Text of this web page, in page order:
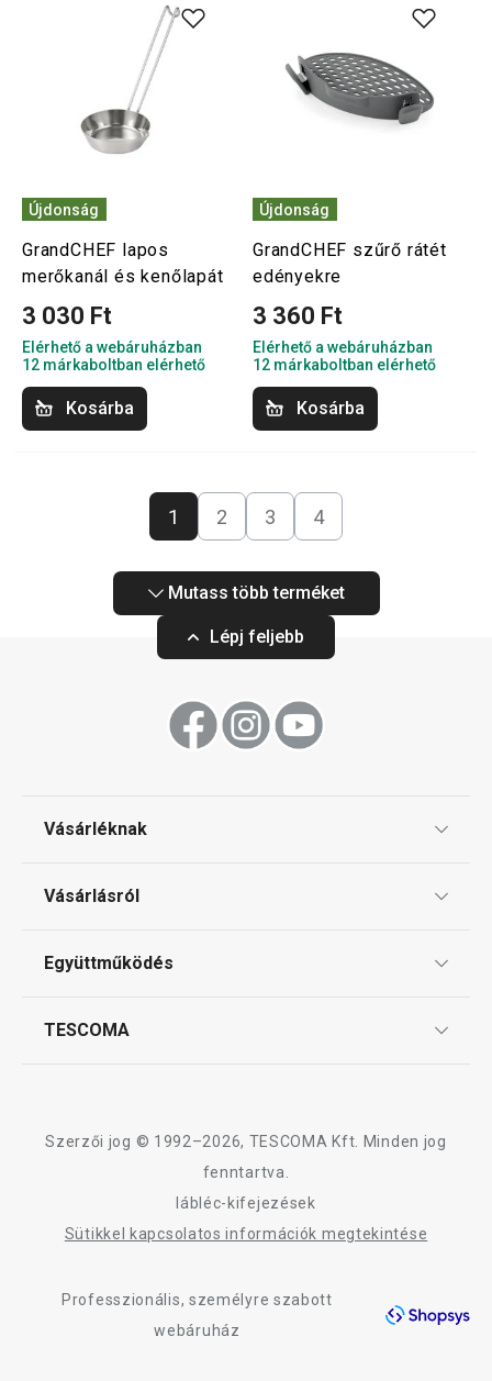
Újdonság
GrandCHEF lapos
merőkanál és kenőlapát
3 030 Ft
Elérhető a webáruházban
12 márkaboltban elérhető
Kosárba
Újdonság
GrandCHEF szűrő rátét
edényekre
3 360 Ft
Elérhető a webáruházban
12 márkaboltban elérhető
Kosárba
1 2 3 4
Mutass több terméket
Lépj feljebb
Vásárléknak
Gyakori kérdések
Vásárlásról
Reklamáció és termékvisszaküldés
Együttműködés
TESCOMA
Adatkezelési Tájékoztató
Szerzői jog © 1992–2026, TESCOMA Kft. Minden jog
fenntartva.
lábléc-kifejezések
Sütikkel kapcsolatos információk megtekintése
Professzionális, személyre szabott
webáruház